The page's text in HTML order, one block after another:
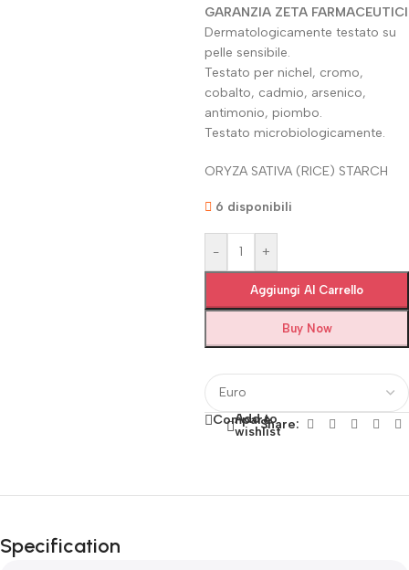
GARANZIA ZETA FARMACEUTICI
Dermatologicamente testato su
pelle sensibile.
Testato per nichel, cromo,
cobalto, cadmio, arsenico,
antimonio, piombo.
Testato microbiologicamente.
ORYZA SATIVA (RICE) STARCH
6 disponibili
- +
Aggiungi Al Carrello
Buy Now
Compare
Add to
wishlistShare:
Fino al 12 Ottobre...
Autunno!
Specification